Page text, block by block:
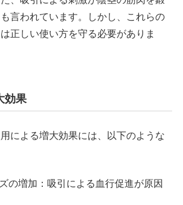
言われています。しかし、これらの
正しい使い方を守る必要がありま
効果
による増大効果には、以下のような
の増加：吸引による血行促進が原因